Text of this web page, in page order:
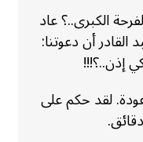
الكبرى..؟ عاد
أن دعوتنا:
إذن..؟!!!
لقد حكم على